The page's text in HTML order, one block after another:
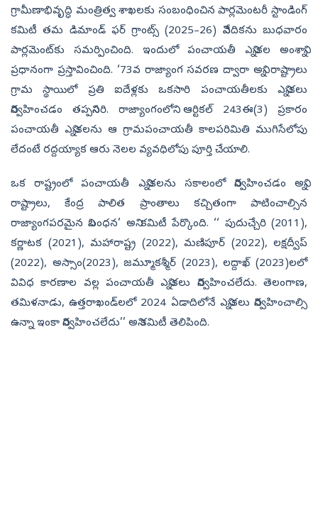
గ్రామీణాభివృద్ధి మంత్రిత్వ శాఖలకు సంబంధించిన పార్లమెంటరీ స్టాండింగ్‌
కమిటీ తమ డిమాండ్‌ ఫర్‌ గ్రాంట్స్‌ (2025–26) నివేదికను బుధవారం
పార్లమెంట్‌కు సమర్పించింది. ఇందులో పంచాయతీ ఎన్నికల అంశాన్ని
ప్రధానంగా ప్రస్తావించింది. ‘73వ రాజ్యాంగ సవరణ ద్వారా అన్ని రాష్ట్రాలు
గ్రామ స్థాయిలో ప్రతి ఐదేళ్లకు ఒకసారి పంచాయతీలకు ఎన్నికలు
నిర్వహించడం తప్పనిసరి. రాజ్యాంగంలోని ఆర్టికల్‌ 243ఈ(3) ప్రకారం
పంచాయతీ ఎన్నికలను ఆ గ్రామపంచాయతీ కాలపరిమితి ముగిసేలోపు
లేదంటే రద్దయ్యాక ఆరు నెలల వ్యవధిలోపు పూర్తి చేయాలి.
ఒక రాష్ట్రంలో పంచాయతీ ఎన్నికలను సకాలంలో నిర్వహించడం అన్ని
రాష్ట్రాలు, కేంద్ర పాలిత ప్రాంతాలు కచ్చితంగా పాటించాల్సిన
రాజ్యాంగపరమైన నిబంధన’ అని కమిటీ పేర్కొంది. ‘‘ పుదుచ్చేరి (2011),
కర్ణాటక (2021), మహారాష్ట్ర (2022), మణిపూర్‌ (2022), లక్షద్వీప్‌
(2022), అస్సాం(2023), జమ్మూకశ్మీర్‌ (2023), లద్దాఖ్‌ (2023)లలో
వివిధ కారణాల వల్ల పంచాయతీ ఎన్నికలు నిర్వహించలేదు. తెలంగాణ,
తమిళనాడు, ఉత్తరాఖండ్‌లలో 2024 ఏడాదిలోనే ఎన్నికలు నిర్వహించాల్సి
ఉన్నా ఇంకా నిర్వహించలేదు’’ అని కమిటీ తెలిపింది.